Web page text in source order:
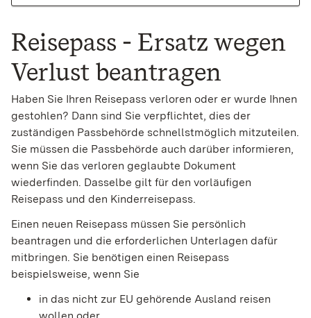
Reisepass - Ersatz wegen
Verlust beantragen
Haben Sie Ihren Reisepass verloren oder er wurde Ihnen
gestohlen? Dann sind Sie verpflichtet, dies der
zuständigen Passbehörde schnellstmöglich mitzuteilen.
Sie müssen die Passbehörde auch darüber informieren,
wenn Sie das verloren geglaubte Dokument
wiederfinden. Dasselbe gilt für den vorläufigen
Reisepass und den Kinderreisepass.
Einen neuen Reisepass müssen Sie persönlich
beantragen und die erforderlichen Unterlagen dafür
mitbringen. Sie benötigen einen Reisepass
beispielsweise, wenn Sie
in das nicht zur EU gehörende Ausland reisen